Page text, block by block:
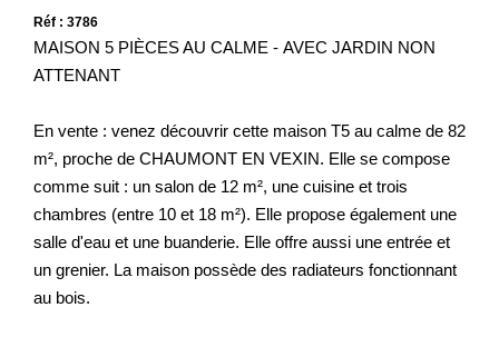
Nos Prestations
Avis Clients
Réf : 3786
MAISON 5 PIÈCES AU CALME - AVEC JARDIN NON
ATTENANT
En vente : venez découvrir cette maison T5 au calme de 82
m², proche de CHAUMONT EN VEXIN. Elle se compose
comme suit : un salon de 12 m², une cuisine et trois
chambres (entre 10 et 18 m²). Elle propose également une
salle d'eau et une buanderie. Elle offre aussi une entrée et
un grenier. La maison possède des radiateurs fonctionnant
au bois.